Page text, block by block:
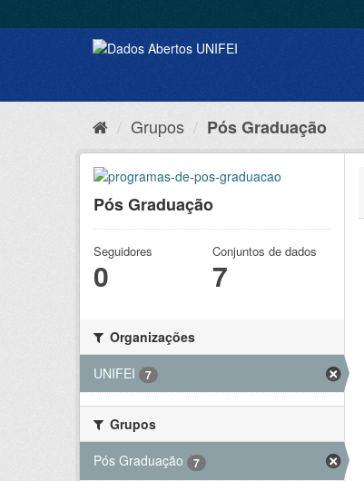
Grupos Pós Graduação
Pós Graduação
Seguidores
0
Conjuntos de dados
7
Organizações
UNIFEI
7
Grupos
Pós Graduação
7